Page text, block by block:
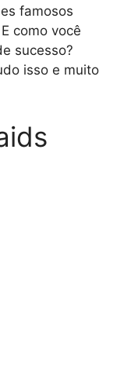
famosos
como você
sucesso?
isso e muito